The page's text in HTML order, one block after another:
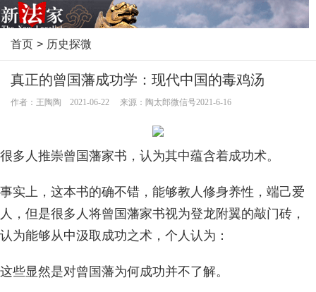
首页 > 历史探微
真正的曾国藩成功学：现代中国的毒鸡汤
作者：王陶陶 2021-06-22 来源：陶太郎微信号2021-6-16
很多人推崇曾国藩家书，认为其中蕴含着成功术。
事实上，这本书的确不错，能够教人修身养性，端己爱
人，但是很多人将曾国藩家书视为登龙附翼的敲门砖，
认为能够从中汲取成功之术，个人认为：
这些显然是对曾国藩为何成功并不了解。